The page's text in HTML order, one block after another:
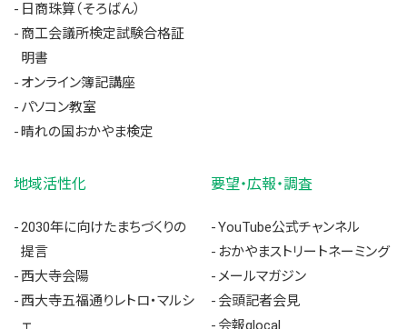
日商珠算（そろばん）
商工会議所検定試験合格証
明書
オンライン簿記講座
パソコン教室
晴れの国おかやま検定
地域活性化
2030年に向けたまちづくりの
提言
西大寺会陽
西大寺五福通りレトロ・マルシ
ェ
要望・広報・調査
YouTube公式チャンネル
おかやまストリートネーミング
メールマガジン
会頭記者会見
会報glocal